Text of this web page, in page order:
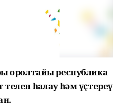
ҡоролтайы республика
һаҡлау һәм үҫтереү